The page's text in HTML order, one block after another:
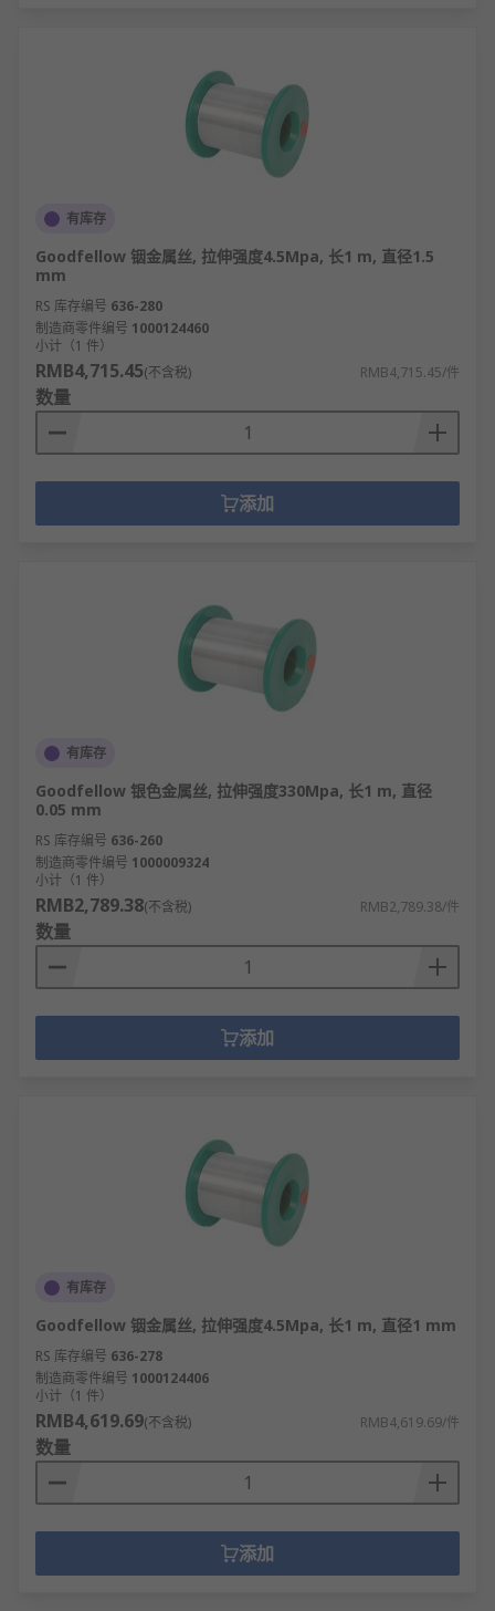
有库存
Goodfellow 铟金属丝, 拉伸强度4.5Mpa, 长1 m, 直径1.5
mm
RS 库存编号 636-280
制造商零件编号 1000124460
小计（1 件）
RMB4,715.45(不含税) RMB4,715.45/件
数量
添加
有库存
Goodfellow 银色金属丝, 拉伸强度330Mpa, 长1 m, 直径
0.05 mm
RS 库存编号 636-260
制造商零件编号 1000009324
小计（1 件）
RMB2,789.38(不含税) RMB2,789.38/件
数量
添加
有库存
Goodfellow 铟金属丝, 拉伸强度4.5Mpa, 长1 m, 直径1 mm
RS 库存编号 636-278
制造商零件编号 1000124406
小计（1 件）
RMB4,619.69(不含税) RMB4,619.69/件
数量
添加